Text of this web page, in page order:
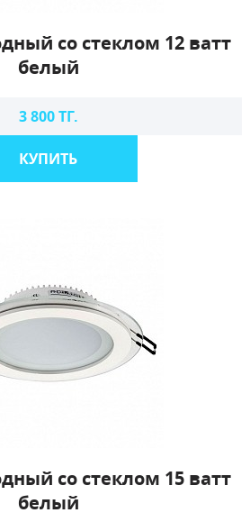
со стеклом 12 ватт
белый
3 800 ТГ.
КУПИТЬ
со стеклом 15 ватт
белый